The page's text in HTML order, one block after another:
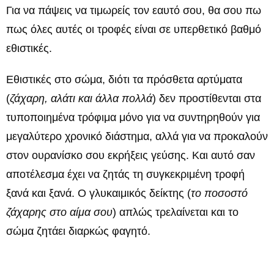
Για να πάψεις να τιμωρείς τον εαυτό σου, θα σου πω
πως όλες αυτές οι τροφές είναι σε υπερθετικό βαθμό
εθιστικές.
Εθιστικές στο σώμα, διότι τα πρόσθετα αρτύματα
(ζάχαρη, αλάτι και άλλα πολλά) δεν προστίθενται στα
τυποποιημένα τρόφιμα μόνο για να συντηρηθούν για
μεγαλύτερο χρονικό διάστημα, αλλά για να προκαλούν
στον ουρανίσκο σου εκρήξεις γεύσης. Και αυτό σαν
αποτέλεσμα έχει να ζητάς τη συγκεκριμένη τροφή
ξανά και ξανά. Ο γλυκαιμικός δείκτης (το ποσοστό
ζάχαρης στο αίμα σου) απλώς τρελαίνεται και το
σώμα ζητάει διαρκώς φαγητό.